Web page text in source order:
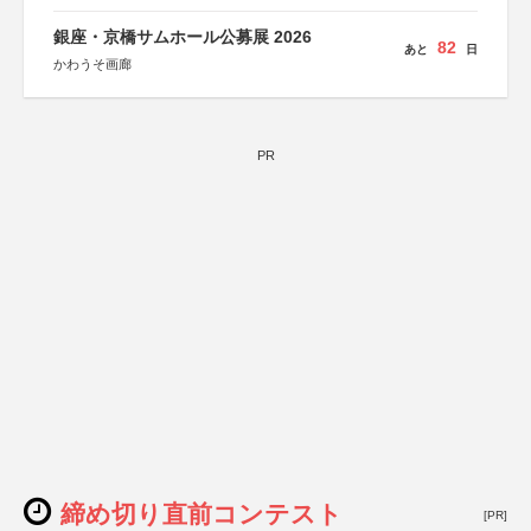
銀座・京橋サムホール公募展 2026
かわうそ画廊
あと 82 日
PR
締め切り直前コンテスト [PR]